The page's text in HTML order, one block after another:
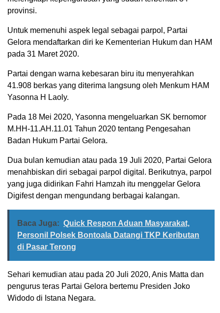
provinsi.
Untuk memenuhi aspek legal sebagai parpol, Partai
Gelora mendaftarkan diri ke Kementerian Hukum dan HAM
pada 31 Maret 2020.
Partai dengan warna kebesaran biru itu menyerahkan
41.908 berkas yang diterima langsung oleh Menkum HAM
Yasonna H Laoly.
Pada 18 Mei 2020, Yasonna mengeluarkan SK bernomor
M.HH-11.AH.11.01 Tahun 2020 tentang Pengesahan
Badan Hukum Partai Gelora.
Dua bulan kemudian atau pada 19 Juli 2020, Partai Gelora
menahbiskan diri sebagai parpol digital. Berikutnya, parpol
yang juga didirikan Fahri Hamzah itu menggelar Gelora
Digifest dengan mengundang berbagai kalangan.
Baca Juga: Quick Respon Aduan Masyarakat,
Personil Polsek Bontoala Datangi TKP Keributan
di Pasar Terong
Sehari kemudian atau pada 20 Juli 2020, Anis Matta dan
pengurus teras Partai Gelora bertemu Presiden Joko
Widodo di Istana Negara.